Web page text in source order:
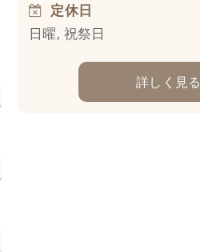
定休日
日曜, 祝祭日
詳しく見る